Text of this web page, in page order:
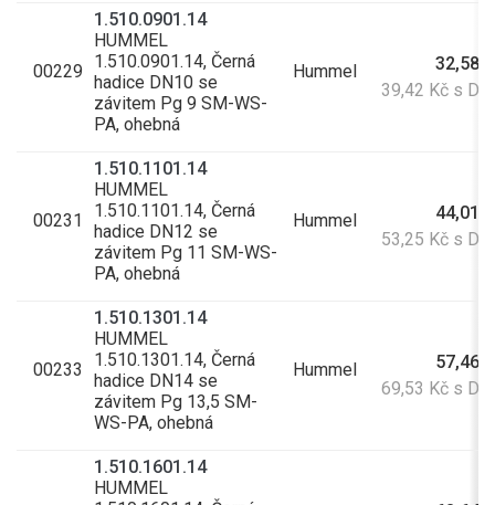
00229
1.510.0901.14
HUMMEL
1.510.0901.14, Černá
hadice DN10 se
závitem Pg 9 SM-WS-
PA, ohebná
Hummel
32,58
39,42 Kč s
00231
1.510.1101.14
HUMMEL
1.510.1101.14, Černá
hadice DN12 se
závitem Pg 11 SM-WS-
PA, ohebná
Hummel
44,01
53,25 Kč s
00233
1.510.1301.14
HUMMEL
1.510.1301.14, Černá
hadice DN14 se
závitem Pg 13,5 SM-
WS-PA, ohebná
Hummel
57,46
69,53 Kč s
1.510.1601.14
HUMMEL